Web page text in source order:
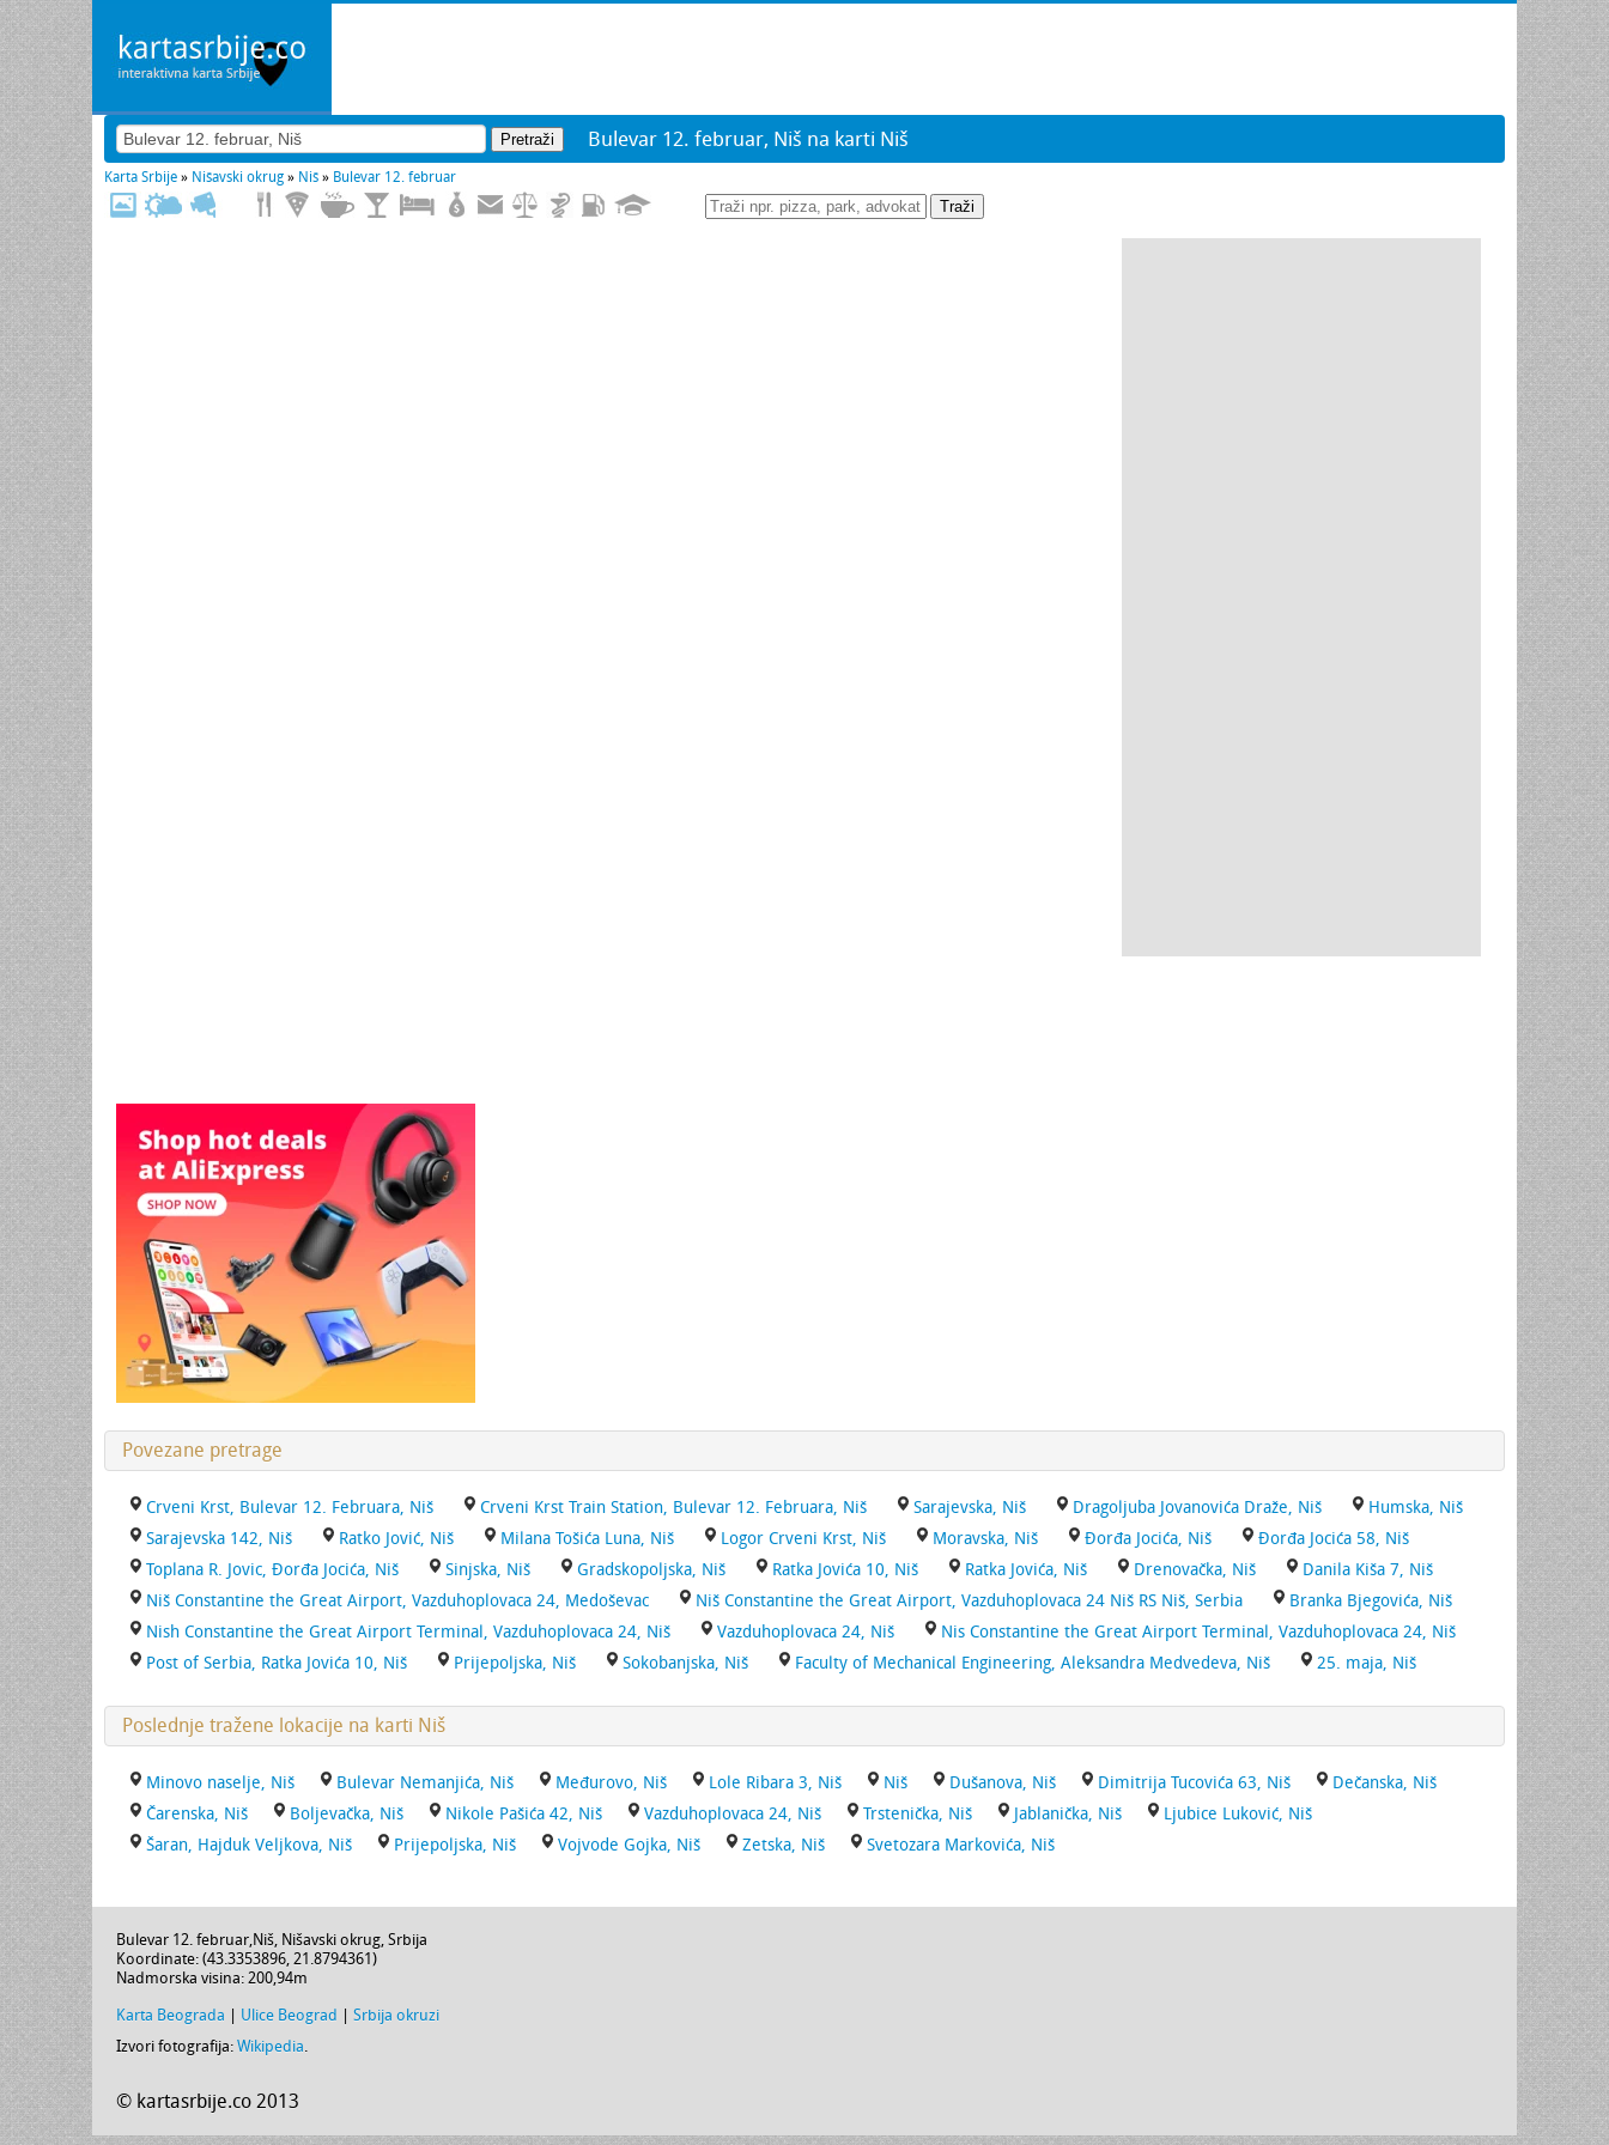
Bulevar 12. februar, Niš na karti Niš
Karta Srbije » Nišavski okrug » Niš » Bulevar 12. februar
Traži
Povezane pretrage
Crveni Krst, Bulevar 12. Februara, Niš Crveni Krst Train Station, Bulevar 12. Februara, Niš Sarajevska, Niš Dragoljuba Jovanovića Draže, Niš
Humska, Niš
Sarajevska 142, Niš
Ratko Jović, Niš Milana Tošića Luna, Niš Logor Crveni Krst, Niš Moravska, Niš Đorđa Jocića, Niš
Đorđa Jocića 58, Niš
Toplana R. Jovic, Đorđa Jocića, Niš
Sinjska, Niš Gradskopoljska, Niš Ratka Jovića 10, Niš Ratka Jovića, Niš Drenovačka, Niš
Danila Kiša 7, Niš
Niš Constantine the Great Airport, Vazduhoplovaca 24, Medoševac
Niš Constantine the Great Airport, Vazduhoplovaca 24 Niš RS Niš, Serbia
Branka Bjegovića, Niš
Nish Constantine the Great Airport Terminal, Vazduhoplovaca 24, Niš
Vazduhoplovaca 24, Niš
Nis Constantine the Great Airport Terminal, Vazduhoplovaca 24, Niš
Post of Serbia, Ratka Jovića 10, Niš
Prijepoljska, Niš Sokobanjska, Niš Faculty of Mechanical Engineering, Aleksandra Medvedeva, Niš 25. maja, Niš
Poslednje tražene lokacije na karti Niš
Minovo naselje, Niš Bulevar Nemanjića, Niš Međurovo, Niš Lole Ribara 3, Niš Niš Dušanova, Niš Dimitrija Tucovića 63, Niš
Dečanska, Niš
Čarenska, Niš
Boljevačka, Niš Nikole Pašića 42, Niš Vazduhoplovaca 24, Niš Trstenička, Niš Jablanička, Niš
Ljubice Luković, Niš
Šaran, Hajduk Veljkova, Niš
Prijepoljska, Niš Vojvode Gojka, Niš Zetska, Niš Svetozara Markovića, Niš
Bulevar 12. februar,Niš, Nišavski okrug, Srbija
Koordinate: (43.3353896, 21.8794361 )
Nadmorska visina: 200,94m
Karta Beograda Ulice Beograd
Srbija okruzi
Izvori fotografija: Wikipedia.
© kartasrbije.co 2013